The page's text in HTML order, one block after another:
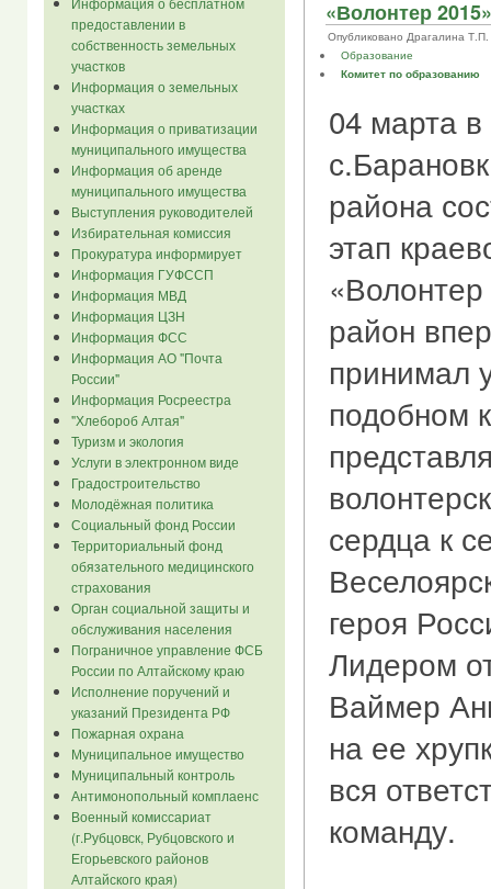
предоставлении в
собственность земельных
участков
Информация о земельных
участках
Информация о приватизации
муниципального имущества
Информация об аренде
муниципального имущества
Выступления руководителей
Избирательная комиссия
Прокуратура информирует
Информация ГУФССП
Информация МВД
Информация ЦЗН
Информация ФСС
Информация АО "Почта
России"
Информация Росреестра
"Хлебороб Алтая"
Туризм и экология
Услуги в электронном виде
Градостроительство
Молодёжная политика
Социальный фонд России
Территориальный фонд
обязательного медицинского
страхования
Орган социальной защиты и
обслуживания населения
Пограничное управление ФСБ
России по Алтайскому краю
Исполнение поручений и
указаний Президента РФ
Пожарная охрана
Муниципальное имущество
Муниципальный контроль
Антимонопольный комплаенс
Военный комиссариат
(г.Рубцовск, Рубцовского и
Егорьевского районов
Алтайского края)
«Волонтер
Опубликовано Драгалина Т.П.
Образование
Комитет по образованию
04 марта в
района
этап
район
принимал
подобном
сердца к
героя
Лидером
Ваймер
на ее
вся
команду.